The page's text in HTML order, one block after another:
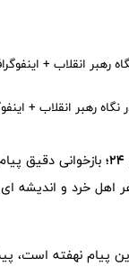
رهبر انقلاب +
اهل خرد و اندیشه
پیام نهفته است،